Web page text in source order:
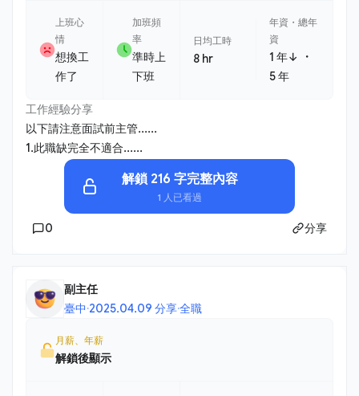
上班心
情
想換工
作了
加班頻
率
準時上
下班
日均工時
8 hr
年資・總年
資
1 年↓ ・
5 年
工作經驗分享
以下請注意面試前主管......
1.此職缺完全不適合......
解鎖 216 字完整內容
1 人已看過
0 分享
副主任
臺中·2025.04.09 分享·全職
月薪、年薪
解鎖後顯示